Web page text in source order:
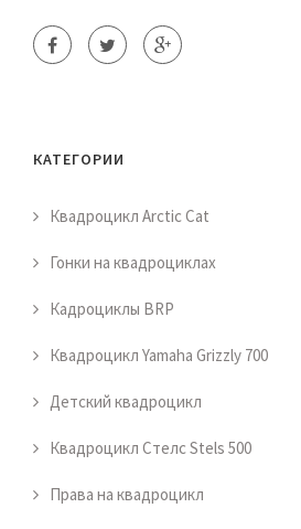
КАТЕГОРИИ
Квадроцикл Arctic Cat
Гонки на квадроциклах
Кадроциклы BRP
Квадроцикл Yamaha Grizzly 700
Детский квадроцикл
Квадроцикл Стелс Stels 500
Права на квадроцикл